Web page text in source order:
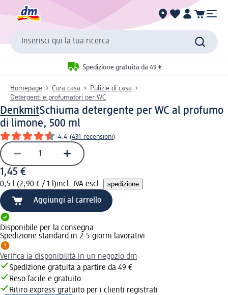
Inserisci qui la tua ricerca
Spedizione gratuita da 49 €
Homepage Cura casa
Pulizie di casa
Detergenti e profumatori per WC
DenkmitSchiuma detergente per WC al profumo
di limone, 500 ml
4.4 (431 recensioni)
1,45 €
0,5 l (2,90 € / 1 l)incl. IVA escl. spedizione
Aggiungi al carrello
Disponibile per la consegna
Spedizione standard in 2-5 giorni lavorativi
Verifica la disponibilità in un negozio dm
Spedizione gratuita a partire da 49 €
Reso facile e gratuito
Ritiro express gratuito per i clienti registrati